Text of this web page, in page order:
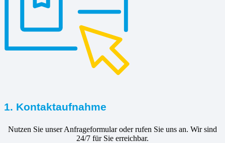
1. Kontaktaufnahme
Nutzen Sie unser Anfrageformular oder rufen Sie uns an. Wir sind
24/7 für Sie erreichbar.